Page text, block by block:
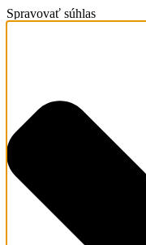
Spravovať súhlas